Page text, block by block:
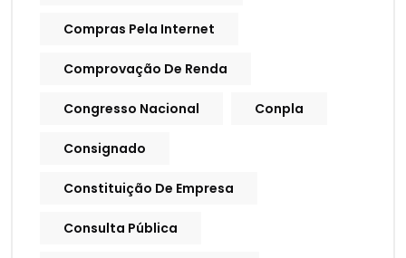
Compras Pela Internet
Comprovação De Renda
Congresso Nacional Conpla
Consignado
Constituição De Empresa
Consulta Pública